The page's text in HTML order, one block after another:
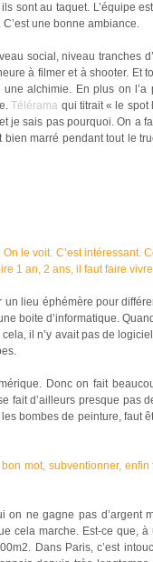
sont au taquet. L’équipe
une bonne ambiance.
social, niveau tranches
à filmer et à shooter. Et
alchimie. En plus on
Télérama qui titrait « le spot
je sais pas pourquoi. On a
marré pendant tout le
le voit. C’est intéressant.
1 an, 2 ans, il faut faire
lieu éphémère pour
boite d’informatique.
il n’y avait pas de
Donc on fait
d’ailleurs presque pas
bombes de peinture, faut
mot, subventionner,
on ne gagne pas d’argent
cela marche. Est-ce que,
Dans Paris, c’est